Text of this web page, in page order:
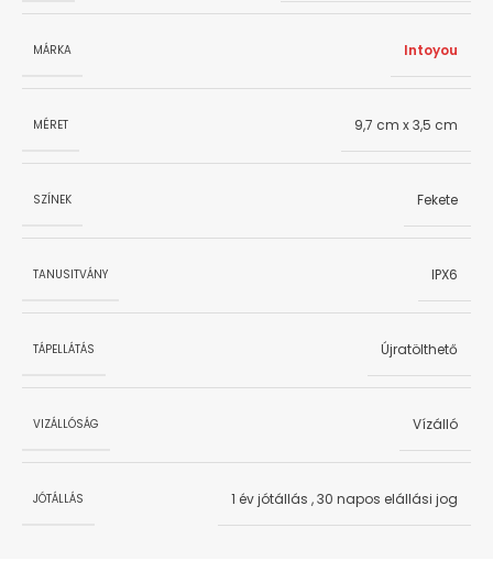
MÁRKA Intoyou
MÉRET 9,7 cm x 3,5 cm
SZÍNEK Fekete
TANUSITVÁNY IPX6
TÁPELLÁTÁS Újratölthető
VIZÁLLÓSÁG Vízálló
JÓTÁLLÁS 1 év jótállás ,30 napos elállási jog